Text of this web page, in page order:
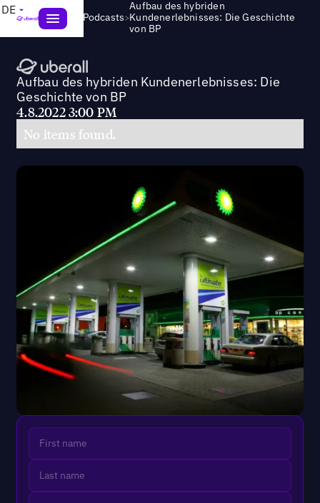
DE
Webinare und Podcasts>
Aufbau des hybriden
Kundenerlebnisses: Die Geschichte
von BP
Aufbau des hybriden Kundenerlebnisses: Die
Geschichte von BP
4.8.2022 3:00 PM
No items found.